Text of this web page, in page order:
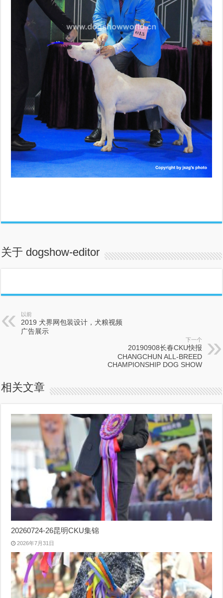
关于 dogshow-editor
以前
2019 犬界网包装设计，犬粮视频
广告展示
下一个
20190908长春CKU快报
CHANGCHUN ALL-BREED
CHAMPIONSHIP DOG SHOW
相关文章
20260724-26昆明CKU集锦
2026年7月31日